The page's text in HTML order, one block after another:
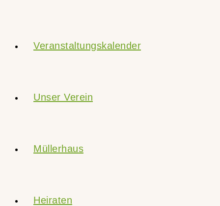
Veranstaltungskalender
Unser Verein
Müllerhaus
Heiraten